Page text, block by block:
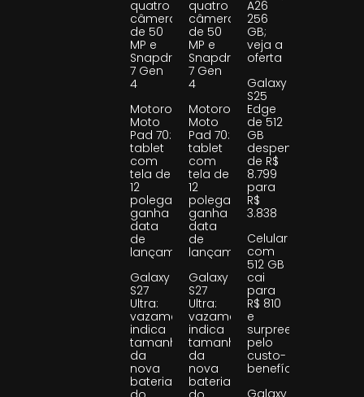
quatro
câmeras
de 50
MP e
Snapdragon
7 Gen
4
Motorola
Moto
Pad 70:
tablet
com
tela de
12
polegadas
ganha
data
de
lançamento
Galaxy
S27
Ultra:
vazamento
indica
tamanho
da
nova
bateria
quatro
câmeras
de 50
MP e
Snapdragon
7 Gen
4
Motorola
Moto
Pad 70:
tablet
com
tela de
12
polegadas
ganha
data
de
lançamento
Galaxy
S27
Ultra:
vazamento
indica
tamanho
da
nova
bateria
A26
256
GB;
veja a
oferta
Galaxy
S25
Edge
de 512
GB
despenca
de R$
8.799
para
R$
3.838
Celular
com
512 GB
cai
para
R$ 810
e
surpreende
pelo
custo-
benefício
Galaxy